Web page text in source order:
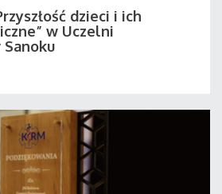
dzieci i ich
w Uczelni